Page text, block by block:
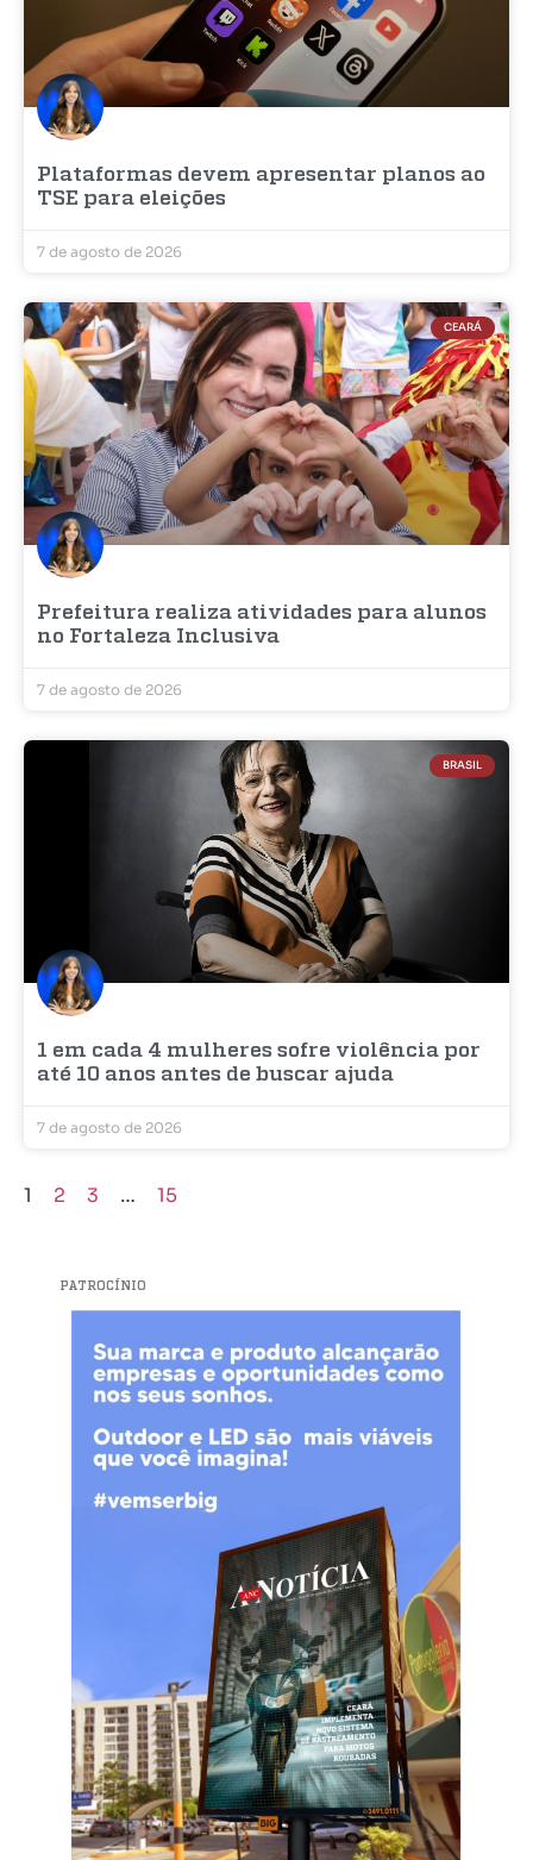
Plataformas devem apresentar planos ao
TSE para eleições
7 de agosto de 2026
CEARÁ
Prefeitura realiza atividades para alunos
no Fortaleza Inclusiva
7 de agosto de 2026
BRASIL
1 em cada 4 mulheres sofre violência por
até 10 anos antes de buscar ajuda
7 de agosto de 2026
1 2 3 … 15
PATROCÍNIO